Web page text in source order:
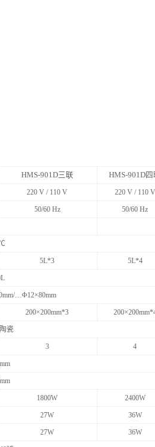
HMS-901D三联 HMS-901D四
220 V / 110 V 220 V / 110 V
50/60 Hz 50/60 Hz
5L*3 5L*4
…Φ12×80mm
200×200mm*3
瓷
3 4
1800W 2400W
27W 36W
27W 36W